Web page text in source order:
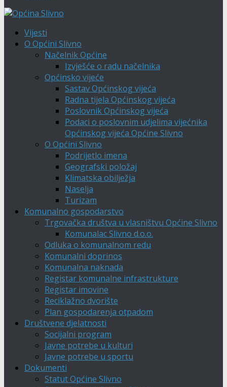
Vijesti
O Općini Slivno
Načelnik Općine
Izvješće o radu načelnika
Općinsko vijeće
Sastav Općinskog vijeća
Radna tijela Općinskog vijeća
Poslovnik Općinskog vijeća
Podaci o poslovnim udjelima vijećnika
Općinskog vijeća Općine Slivno
O Općini Slivno
Podrijetlo imena
Geografski položaj
Klimatska obilježja
Naselja
Turizam
Komunalno gospodarstvo
Trgovačka društva u vlasništvu Općine Slivno
Komunalac Slivno d.o.o.
Odluka o komunalnom redu
Komunalni doprinos
Komunalna naknada
Registar komunalne infrastrukture
Registar imovine
Reciklažno dvorište
Plan gospodarenja otpadom
Društvene djelatnosti
Socijalni program
Javne potrebe u kulturi
Javne potrebe u sportu
Dokumenti
Statut Općine Slivno